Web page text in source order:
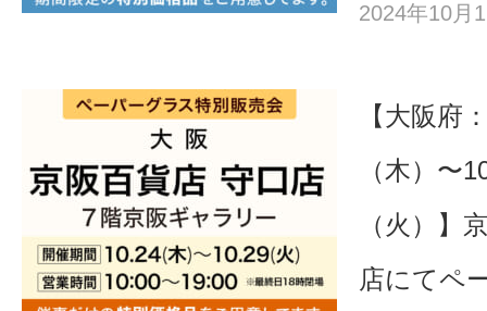
2024年10月
【大阪府
（木）〜
（火）】
店にてペ